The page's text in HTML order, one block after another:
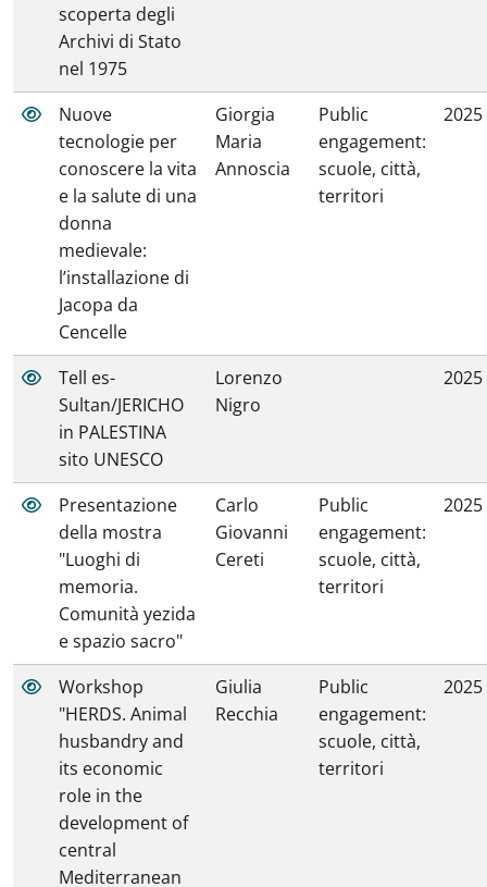
scoperta degli
Archivi di Stato
nel 1975
Nuove
tecnologie per
conoscere la vita
e la salute di una
donna
medievale:
l’installazione di
Jacopa da
Cencelle
Giorgia
Maria
Annoscia
Public
engagement:
scuole, città,
territori
2025
Tell es-
Sultan/JERICHO
in PALESTINA
sito UNESCO
Lorenzo
Nigro
2025
Presentazione
della mostra
"Luoghi di
memoria.
Comunità yezida
e spazio sacro"
Carlo
Giovanni
Cereti
Public
engagement:
scuole, città,
territori
2025
Workshop
"HERDS. Animal
husbandry and
its economic
role in the
development of
central
Mediterranean
Giulia
Recchia
Public
engagement:
scuole, città,
territori
2025